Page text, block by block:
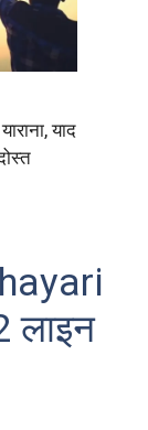
याद
लाइन